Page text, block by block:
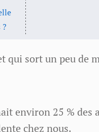
sort un peu de
environ 25 % des
chez nous.